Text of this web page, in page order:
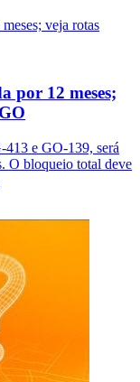
por 12 meses;
e GO-139, será
O bloqueio total deve